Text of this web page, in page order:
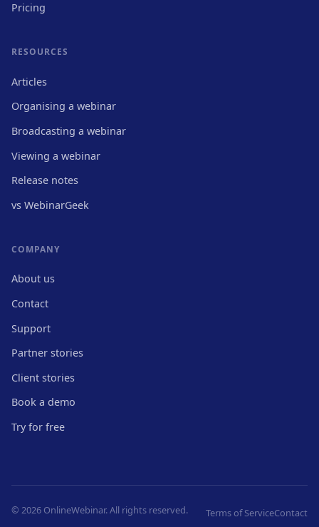
Pricing
RESOURCES
Articles
Organising a webinar
Broadcasting a webinar
Viewing a webinar
Release notes
vs WebinarGeek
COMPANY
About us
Contact
Support
Partner stories
Client stories
Book a demo
Try for free
© 2026 OnlineWebinar. All rights reserved. Terms of ServiceContact